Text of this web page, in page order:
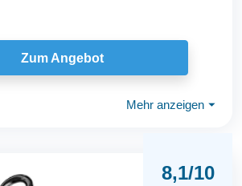
Zum Angebot
Mehr anzeigen ⏷
8,1/10